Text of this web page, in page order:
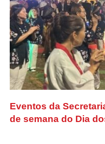
Eventos da
de semana do Dia